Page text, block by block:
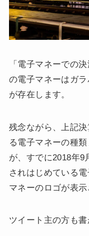
「電子マネーでの
の電子マネーはガ
が存在します。
残念ながら、上記
る電子マネーの種
が、すでに2018年9
されはじめている
マネーのロゴが表示
ツイート主の方も書